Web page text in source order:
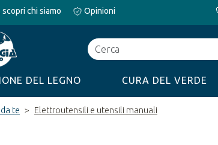
chi siamo Opinioni
Cerca
DEL LEGNO CURA DEL VERDE
te Elettroutensili e utensili manuali